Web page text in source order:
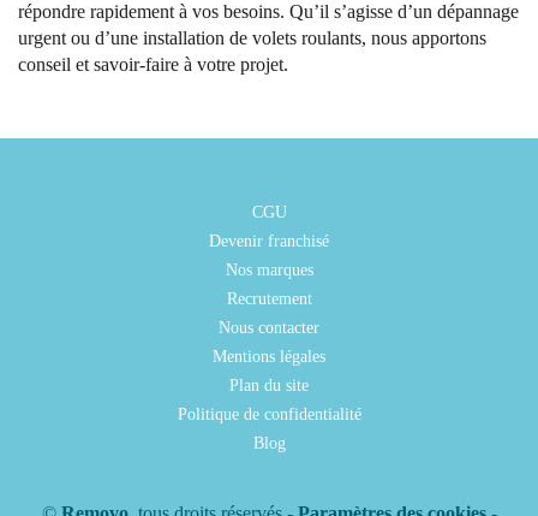
répondre rapidement à vos besoins. Qu’il s’agisse d’un dépannage
urgent ou d’une installation de volets roulants, nous apportons
conseil et savoir-faire à votre projet.
CGU
Devenir franchisé
Nos marques
Recrutement
Nous contacter
Mentions légales
Plan du site
Politique de confidentialité
Blog